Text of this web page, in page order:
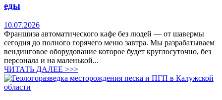
еды
10.07.2026
Франшиза автоматического кафе без людей — от шавермы
сегодня до полного горячего меню завтра. Мы разрабатываем
вендинговое оборудование которое будет круглосуточно, без
персонала и на маленькой...
ЧИТАТЬ ДАЛЕЕ >>>